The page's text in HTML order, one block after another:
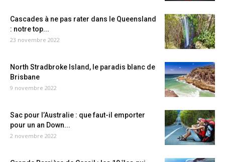
Cascades à ne pas rater dans le Queensland
: notre top...
23 novembre 2022
North Stradbroke Island, le paradis blanc de
Brisbane
9 novembre 2022
Sac pour l’Australie : que faut-il emporter
pour un an Down...
2 novembre 2022